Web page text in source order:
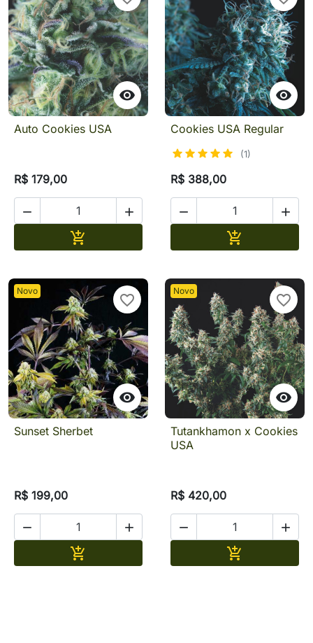

Auto Cookies USA
R$ 179,00
 


Cookies USA Regular
(1)
R$ 388,00
 

Novo

favorite_border
Sunset Sherbet
R$ 199,00
 

Novo

favorite_border
Tutankhamon x Cookies
USA
R$ 420,00
 
